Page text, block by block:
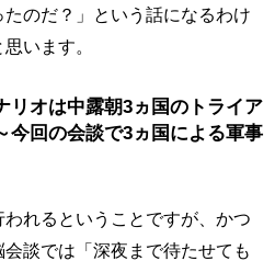
のだ？」という話になるわけ
います。
リオは中露朝3ヵ国のトライア
回の会談で3ヵ国による軍事
れるということですが、かつ
談では「深夜まで待たせても